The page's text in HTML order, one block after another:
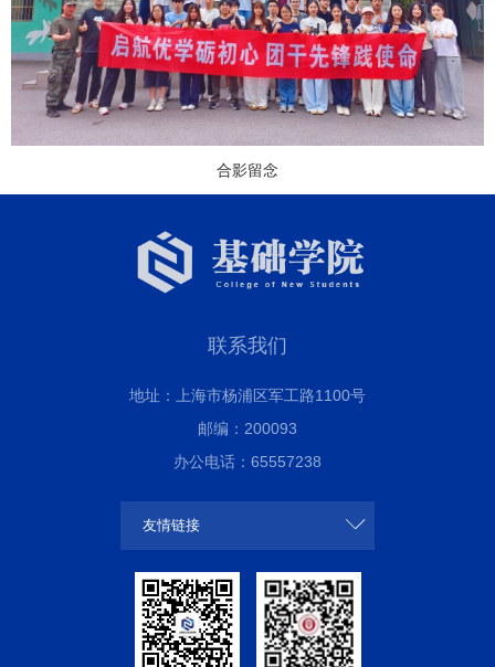
合影留念
联系我们
地址：上海市杨浦区军工路1100号
邮编：200093
办公电话：65557238
友情链接